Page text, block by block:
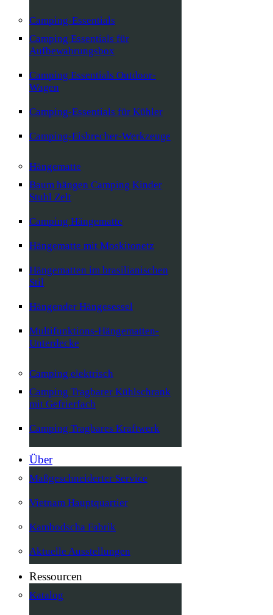
Camping-Essentials
Camping Essentials für
Aufbewahrungsbox
Camping Essentials Outdoor-
Wagen
Camping-Essentials für Kühler
Camping-Eisbrecher-Werkzeuge
Hängematte
Baum hängen Camping Kinder
Stuhl Zelt
Camping Hängematte
Hängematte mit Moskitonetz
Hängematten im brasilianischen
Stil
Hängender Hängesessel
Multifunktions-Hängematten-
Unterdecke
Camping elektrisch
Camping Tragbarer Kühlschrank
mit Gefrierfach
Camping Tragbares Kraftwerk
Über
Maßgeschneiderter Service
Vietnam Hauptquartier
Kambodscha Fabrik
Aktuelle Ausstellungen
Ressourcen
Katalog